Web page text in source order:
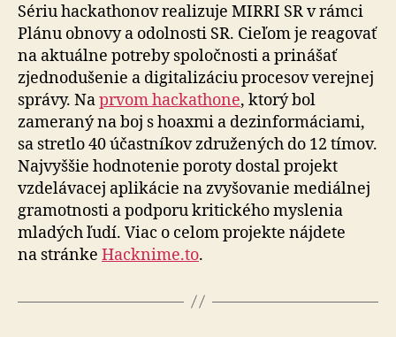
Sériu hackathonov realizuje MIRRI SR v rámci
Plánu obnovy a odolnosti SR. Cieľom je reagovať
na aktuálne potreby spoločnosti a prinášať
zjednodušenie a digitalizáciu procesov verejnej
správy. Naprvom hackathone, ktorý bol
zameraný na boj s hoaxmi a dezinformáciami,
sa stretlo 40 účastníkov združených do 12 tímov.
Najvyššie hodnotenie poroty dostal projekt
vzdelávacej aplikácie na zvyšovanie mediálnej
gramotnosti a podporu kritického myslenia
mladých ľudí. Viac o celom projekte nájdete
na stránke Hacknime.to.